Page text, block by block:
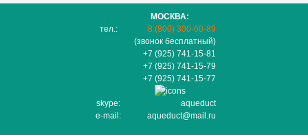
МОСКВА:
тел.:
8 (800) 300-60-89
(звонок бесплатный)
+7 (925) 741-15-81
+7 (925) 741-15-79
+7 (925) 741-15-77
skype:
aqueduct
e-mail:
aqueduct@mail.ru